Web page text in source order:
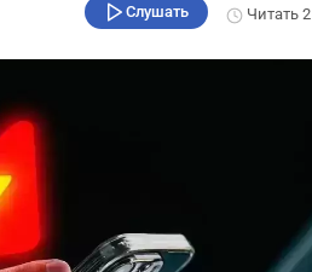
Слушать Читать